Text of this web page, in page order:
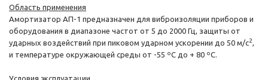
Область применения
Амортизатор АП-1 предназначен для виброизоляции приборов и
оборудования в диапазоне частот от 5 до 2000 Гц, защиты от
ударных воздействий при пиковом ударном ускорении до 50 м/с2,
и температуре окружающей среды от -55 ºС до + 80 ºС.
Условия эксплуатации